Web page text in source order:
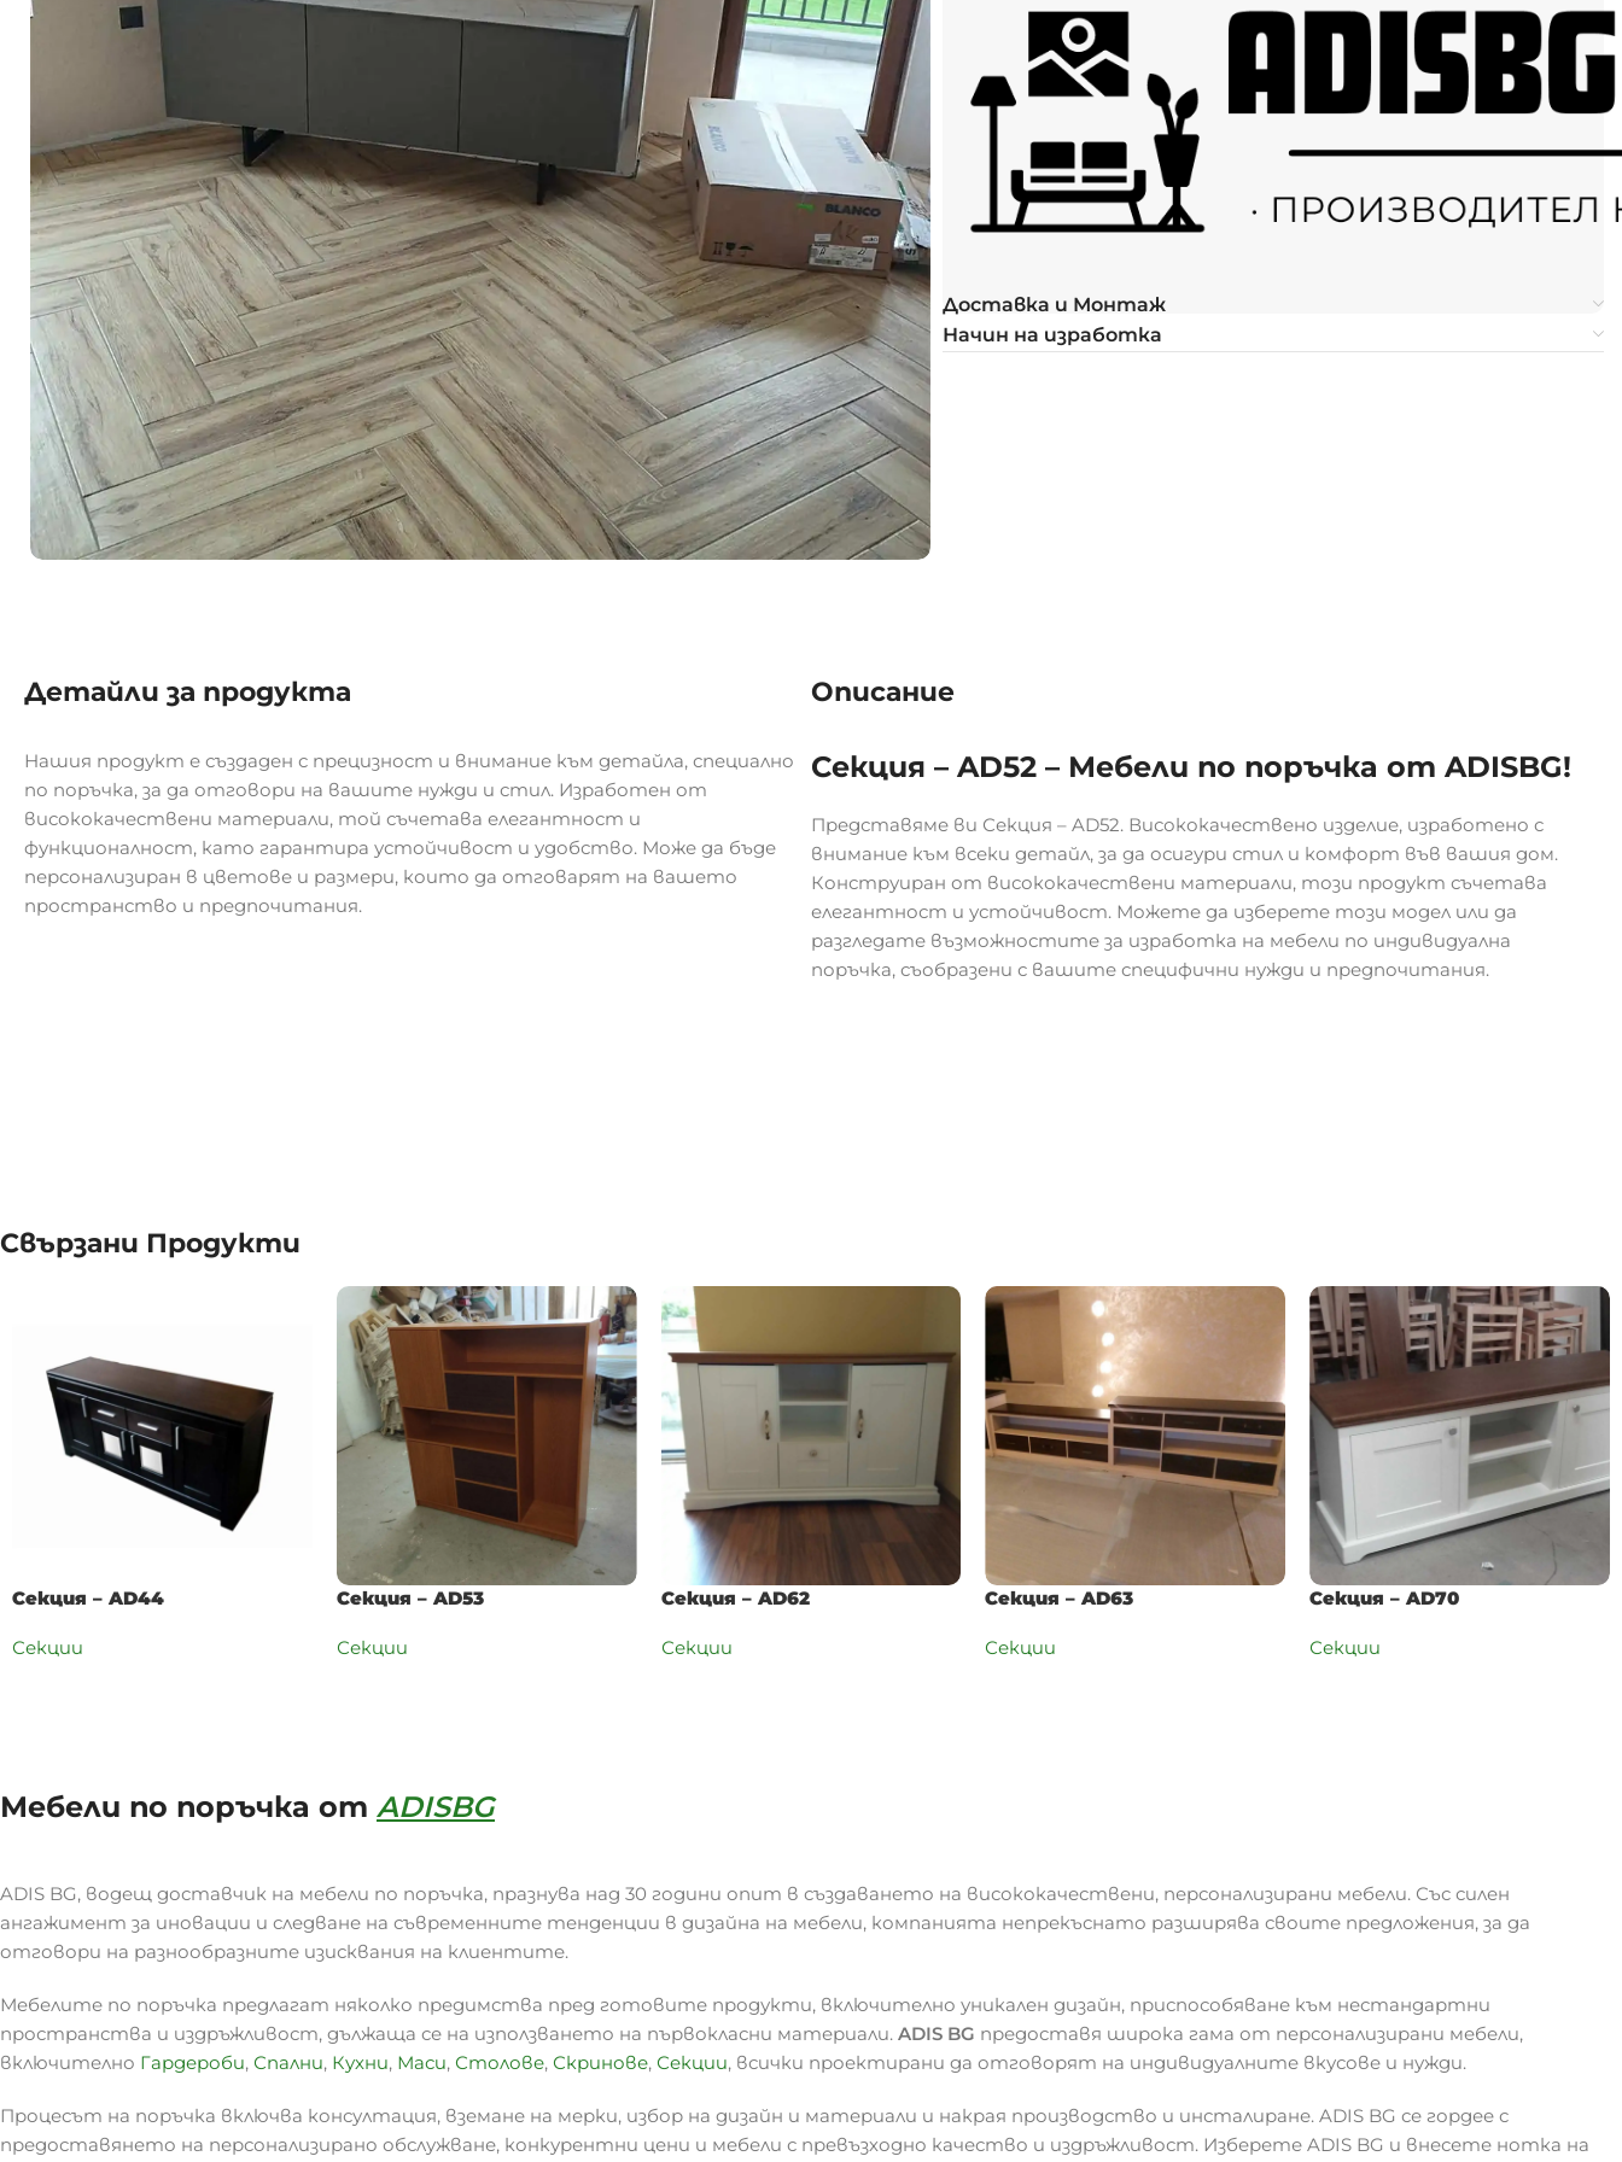
Доставка и Монтаж
Начин на изработка
Детайли за продукта
Нашия продукт е създаден с прецизност и внимание към детайла, специално
по поръчка, за да отговори на вашите нужди и стил. Изработен от
висококачествени материали, той съчетава елегантност и
функционалност, като гарантира устойчивост и удобство. Може да бъде
персонализиран в цветове и размери, които да отговарят на вашето
пространство и предпочитания.
Описание
Секция – AD52 – Мебели по поръчка от ADISBG!
Представяме ви Секция – AD52. Висококачествено изделие, изработено с
внимание към всеки детайл, за да осигури стил и комфорт във вашия дом.
Конструиран от висококачествени материали, този продукт съчетава
елегантност и устойчивост. Можете да изберете този модел или да
разгледате възможностите за изработка на мебели по индивидуална
поръчка, съобразени с вашите специфични нужди и предпочитания.
Свързани Продукти
Секция – AD44
Секции
Секция – AD53
Секции
Секция – AD62
Секции
Секция – AD63
Секции
Секция – AD70
Секции
Мебели по поръчка от ADISBG
ADIS BG, водещ доставчик на мебели по поръчка, празнува над 30 години опит в създаването на висококачествени, персонализирани мебели. Със силен
ангажимент за иновации и следване на съвременните тенденции в дизайна на мебели, компанията непрекъснато разширява своите предложения, за да
отговори на разнообразните изисквания на клиентите.
Мебелите по поръчка предлагат няколко предимства пред готовите продукти, включително уникален дизайн, приспособяване към нестандартни
пространства и издръжливост, дължаща се на използването на първокласни материали. ADIS BG предоставя широка гама от персонализирани мебели,
включително Гардероби, Спални, Кухни, Маси, Столове, Скринове, Секции, всички проектирани да отговорят на индивидуалните вкусове и нужди.
Процесът на поръчка включва консултация, вземане на мерки, избор на дизайн и материали и накрая производство и инсталиране. ADIS BG се гордее с
предоставянето на персонализирано обслужване, конкурентни цени и мебели с превъзходно качество и издръжливост. Изберете ADIS BG и внесете нотка на